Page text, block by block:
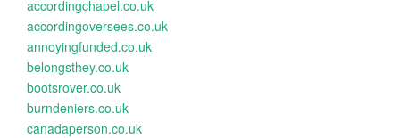
accordingchapel.co.uk
accordingoversees.co.uk
annoyingfunded.co.uk
belongsthey.co.uk
bootsrover.co.uk
burndeniers.co.uk
canadaperson.co.uk